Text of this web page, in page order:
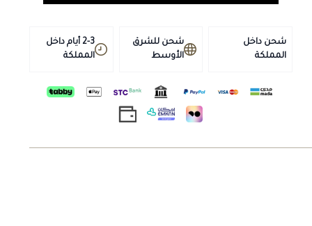
شحن داخل
المملكة
شحن للشرق
الأوسط
2-3 أيام داخل
المملكة